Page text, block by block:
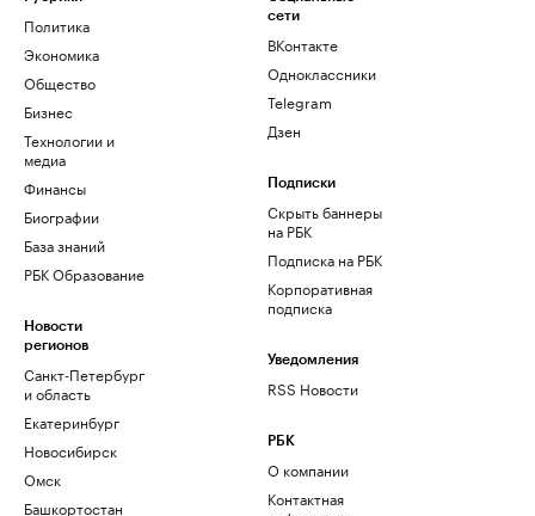
Политика
Экономика
Общество
Бизнес
Технологии и
медиа
Финансы
Биографии
База знаний
РБК Образование
Новости
регионов
Санкт-Петербург
и область
Екатеринбург
Новосибирск
Омск
Башкортостан
сети
ВКонтакте
Одноклассники
Telegram
Дзен
Подписки
Скрыть баннеры
на РБК
Подписка на РБК
Корпоративная
подписка
Уведомления
RSS Новости
РБК
О компании
Контактная